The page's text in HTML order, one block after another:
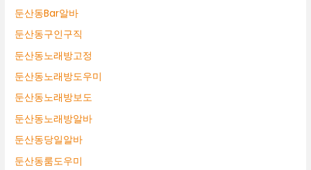
둔산동Bar알바
둔산동구인구직
둔산동노래방고정
둔산동노래방도우미
둔산동노래방보도
둔산동노래방알바
둔산동당일알바
둔산동룸도우미